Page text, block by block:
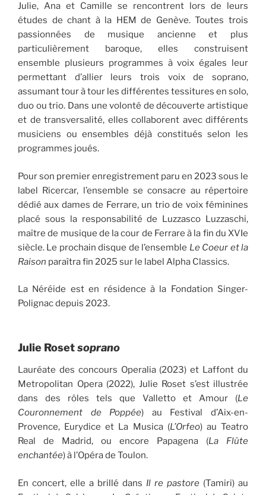
Julie, Ana et Camille se rencontrent lors de leurs
études de chant à la HEM de Genève. Toutes trois
passionnées de musique ancienne et plus
particulièrement baroque, elles construisent
ensemble plusieurs programmes à voix égales leur
permettant d’allier leurs trois voix de soprano,
assumant tour à tour les différentes tessitures en solo,
duo ou trio. Dans une volonté de découverte artistique
et de transversalité, elles collaborent avec différents
musiciens ou ensembles déjà constitués selon les
programmes joués.
Pour son premier enregistrement paru en 2023 sous le
label Ricercar, l’ensemble se consacre au répertoire
dédié aux dames de Ferrare, un trio de voix féminines
placé sous la responsabilité de Luzzasco Luzzaschi,
maître de musique de la cour de Ferrare à la fin du XVIe
siècle. Le prochain disque de l’ensemble Le Coeur et la
Raison paraîtra fin 2025 sur le label Alpha Classics.
La Néréide est en résidence à la Fondation Singer-
Polignac depuis 2023.
Julie Rosetsoprano
Lauréate des concours Operalia (2023) et Laffont du
Metropolitan Opera (2022), Julie Roset s’est illustrée
dans des rôles tels que Valletto et Amour (Le
Couronnement de Poppée) au Festival d’Aix-en-
Provence, Eurydice et La Musica (L’Orfeo) au Teatro
Real de Madrid, ou encore Papagena (La Flûte
enchantée) à l’Opéra de Toulon.
En concert, elle a brillé dans Il re pastore (Tamiri) au